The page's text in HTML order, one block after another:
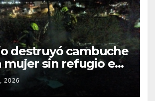
destruyó cambuche
mujer sin refugio en
2026